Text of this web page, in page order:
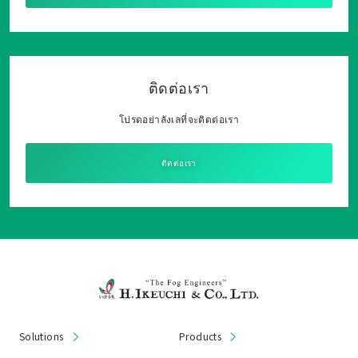
ติดต่อเรา
โปรดอย่าลังเลที่จะติดต่อเรา
ติดต่อเรา
Solutions Products